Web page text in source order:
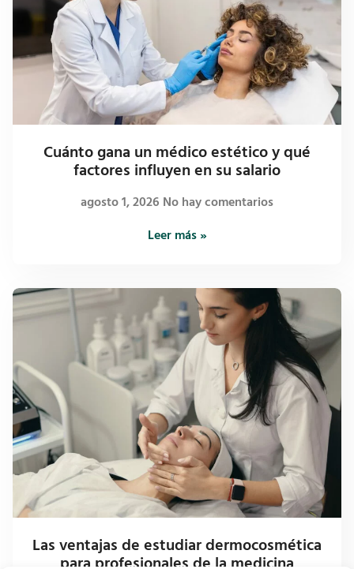
Cuánto gana un médico estético y qué
factores influyen en su salario
agosto 1, 2026 No hay comentarios
Leer más »
Las ventajas de estudiar dermocosmética
para profesionales de la medicina